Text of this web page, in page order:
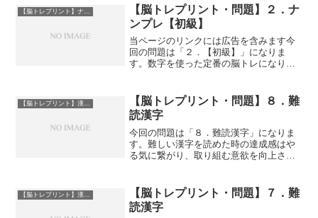
ァイルのダウンロードはサンプル画像下
にあります。ダウンロー...
【脳トレプリント】ナンプレ
【脳トレプリント・問題】２．ナ
ンプレ【初級】
当ページのリンクには広告を含みます今
回の問題は「２．【初級】」になりま
す。数字を使った定番の脳トレになりま
していますので、難易度を調節して取り
組んでみてください。PDF...
【脳トレプリント・問題】８．難
読漢字
今回の問題は「８．難読漢字」になりま
す。難しい漢字を読めた時の達成感はや
る気に繋がり、取り組む意欲を向上させ
ながります。個人だけでなく複数人で取
り組むのもよいかもしれま...
【脳トレプリント・問題】７．難
読漢字